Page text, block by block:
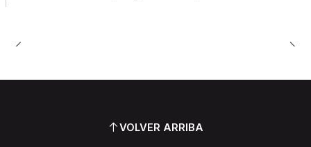
VOLVER ARRIBA